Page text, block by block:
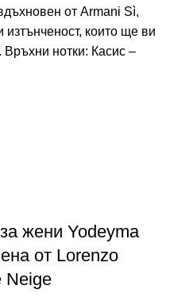
от Armani Sì,
изтънченост, които ще ви
нотки: Касис –
жени Yodeyma
от Lorenzo
Neige